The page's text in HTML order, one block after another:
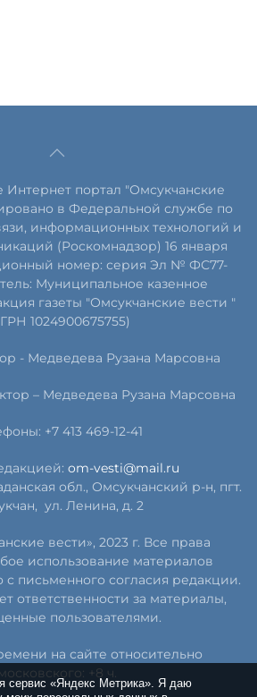
сервис «Яндекс Метрика». Я даю
Интернет портал "Омсукчанские
в Федеральной службе по
информационных технологий и
(Роскомнадзор) 16 января
номер: серия Эл № ФС77-
Муниципальное казенное
газеты "Омсукчанские вести "
1024900675755)
- Медведева Рузана Марсовна
– Медведева Рузана Марсовна
+7 413 469-12-41
om-vesti@mail.ru
обл., Омсукчанский р-н, пгт.
ул. Ленина, д. 2
вести», 2023 г. Все права
использование материалов
с письменного согласия редакции.
ответственности за материалы,
пользователями.
на сайте относительно
московского: +8 ч.